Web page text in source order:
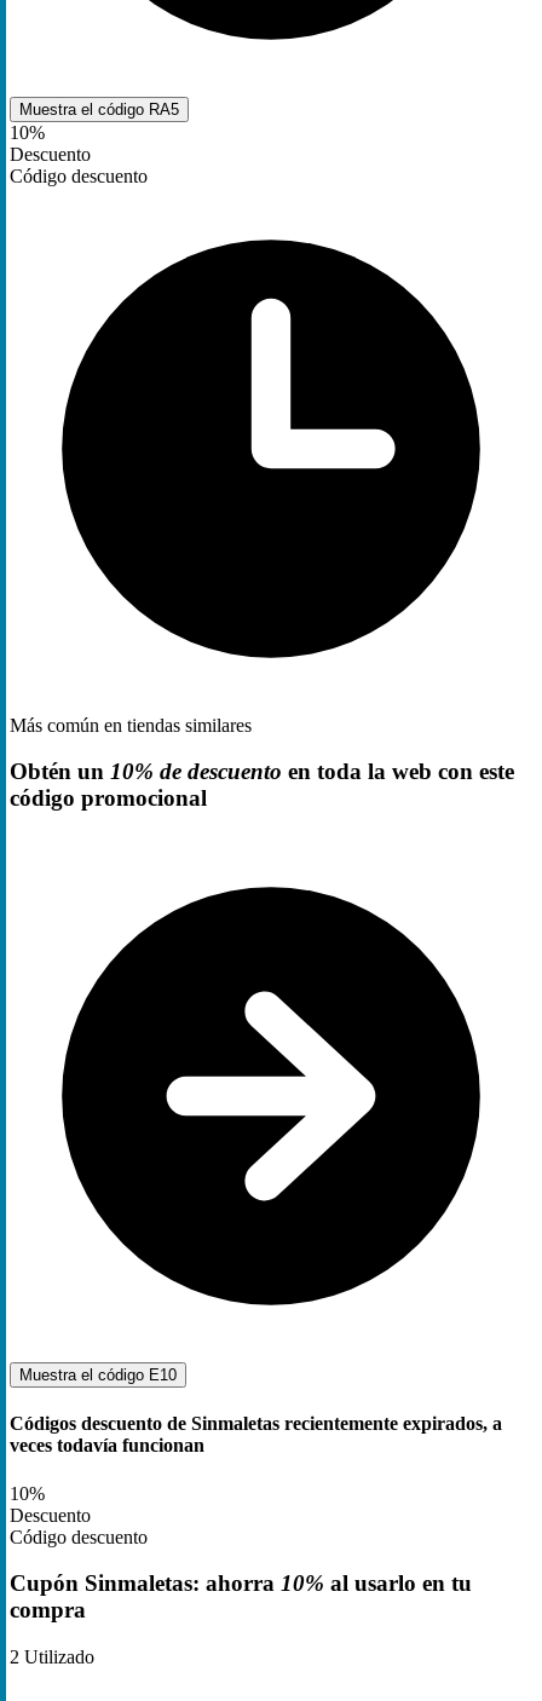
Muestra el código RA5
10%
Descuento
Código descuento
Más común en tiendas similares
Obtén un 10% de descuento en toda la web con este
código promocional
Muestra el código E10
Códigos descuento de Sinmaletas recientemente expirados, a
veces todavía funcionan
10%
Descuento
Código descuento
Cupón Sinmaletas: ahorra 10% al usarlo en tu
compra
2 Utilizado